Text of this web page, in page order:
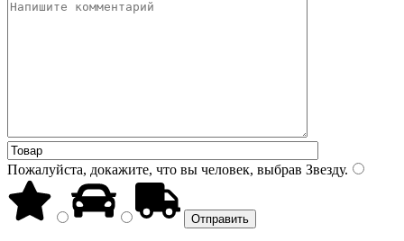
Пожалуйста, докажите, что вы человек, выбрав Звезду.